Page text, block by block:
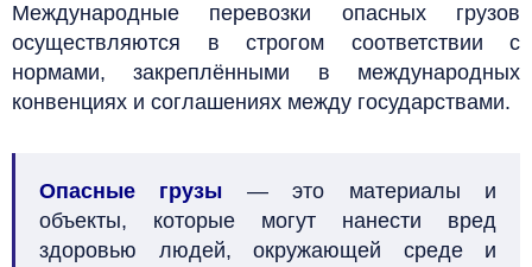
Международные перевозки опасных грузов
осуществляются в строгом соответствии с
нормами, закреплёнными в международных
конвенциях и соглашениях между государствами.
Опасные грузы — это материалы и
объекты, которые могут нанести вред
здоровью людей, окружающей среде и